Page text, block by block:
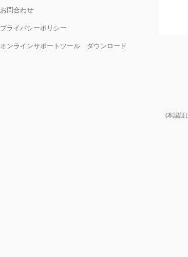
お問合わせ
プライバシーポリシー
オンラインサポートツール ダウンロード
(本認証